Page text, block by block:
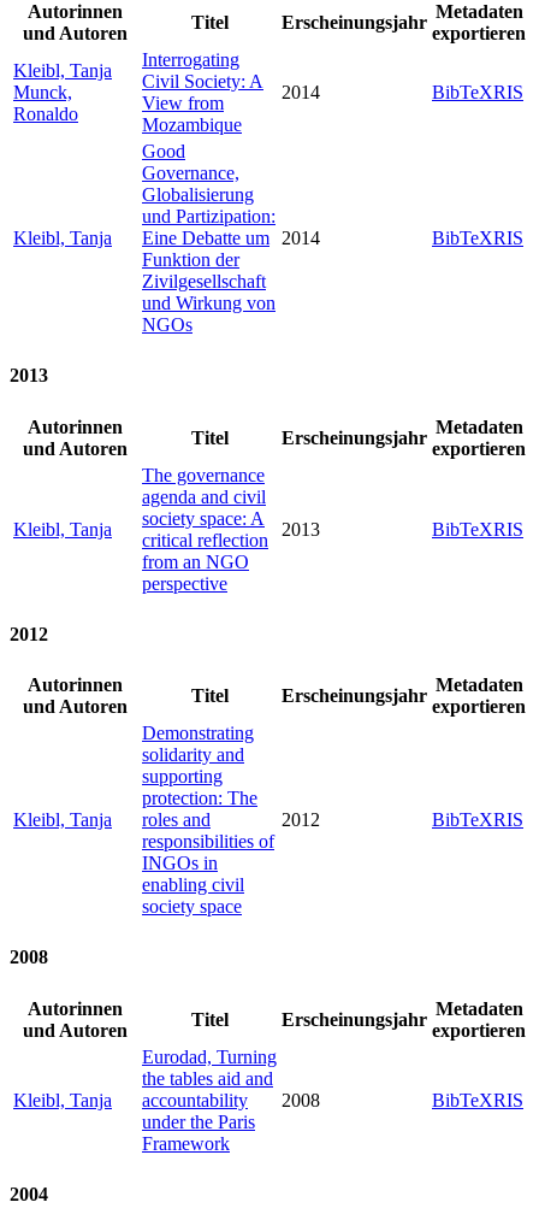
Autorinnen
und Autoren
Titel Erscheinungsjahr
Metadaten
exportieren
Kleibl, Tanja
Munck,
Ronaldo
Interrogating
Civil Society: A
View from
Mozambique
2014 BibTeXRIS
Kleibl, Tanja
Good
Governance,
Globalisierung
und Partizipation:
Eine Debatte um
Funktion der
Zivilgesellschaft
und Wirkung von
NGOs
2014 BibTeXRIS
2013
Autorinnen
und Autoren
Titel Erscheinungsjahr
Metadaten
exportieren
Kleibl, Tanja
The governance
agenda and civil
society space: A
critical reflection
from an NGO
perspective
2013 BibTeXRIS
2012
Autorinnen
und Autoren
Titel Erscheinungsjahr
Metadaten
exportieren
Kleibl, Tanja
Demonstrating
solidarity and
supporting
protection: The
roles and
responsibilities of
INGOs in
enabling civil
society space
2012 BibTeXRIS
2008
Autorinnen
und Autoren
Titel Erscheinungsjahr
Metadaten
exportieren
Kleibl, Tanja
Eurodad, Turning
the tables aid and
accountability
under the Paris
Framework
2008 BibTeXRIS
2004